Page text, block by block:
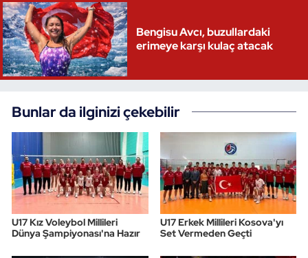
Bengisu Avcı, buzullardaki
erimeye karşı kulaç atacak
Bunlar da ilginizi çekebilir
U17 Kız Voleybol Millileri
Dünya Şampiyonası'na Hazır
U17 Erkek Millileri Kosova'yı
Set Vermeden Geçti
Oryantiring
Özel Sporcular
Satranç
Su Topu
Sualtı Sporları